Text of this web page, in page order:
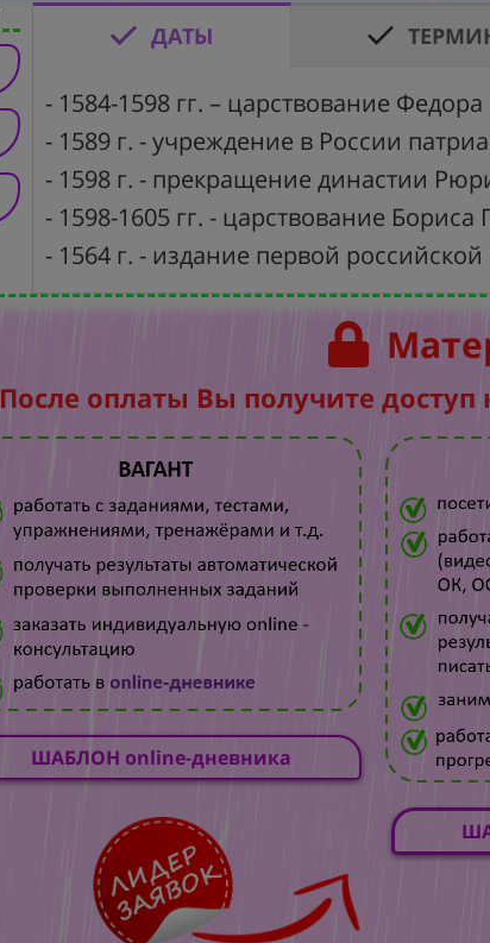
ДАТЫ
- 1584-1598 гг. – царствование
- 1589 г. - учреждение в России
- 1598 г. - прекращение династии
- 1598-1605 гг. - царствование Бориса
- 1564 г. - издание первой
После оплаты Вы получите
ШАБЛОН online-дневника